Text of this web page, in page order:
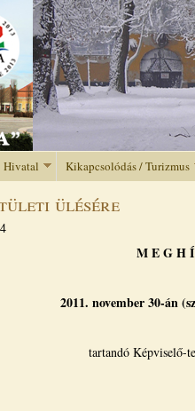
Jump to
Hivatal Kikapcsolódás / Turizmus
ülésére
M E G H
2011. november 30-án
tartandó Képviselő-